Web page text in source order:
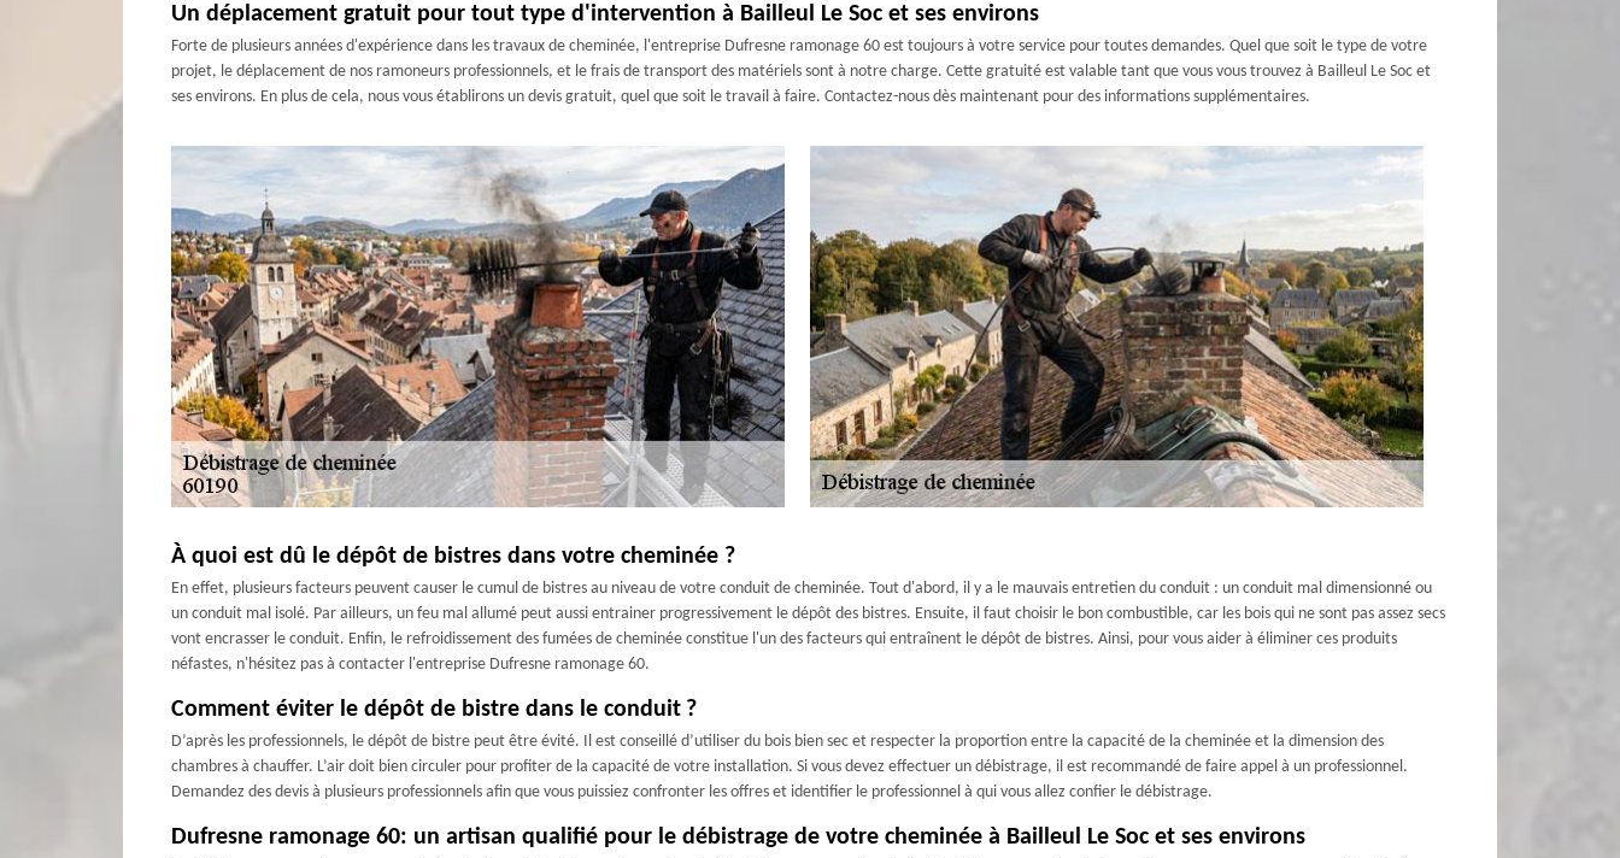
Un déplacement gratuit pour tout type d'intervention à Bailleul Le Soc et ses environs
Forte de plusieurs années d'expérience dans les travaux de cheminée, l'entreprise Dufresne ramonage 60 est toujours à votre service pour toutes demandes. Quel que soit le type de votre
projet, le déplacement de nos ramoneurs professionnels, et le frais de transport des matériels sont à notre charge. Cette gratuité est valable tant que vous vous trouvez à Bailleul Le Soc et
ses environs. En plus de cela, nous vous établirons un devis gratuit, quel que soit le travail à faire. Contactez-nous dès maintenant pour des informations supplémentaires.
À quoi est dû le dépôt de bistres dans votre cheminée ?
En effet, plusieurs facteurs peuvent causer le cumul de bistres au niveau de votre conduit de cheminée. Tout d'abord, il y a le mauvais entretien du conduit : un conduit mal dimensionné ou
un conduit mal isolé. Par ailleurs, un feu mal allumé peut aussi entrainer progressivement le dépôt des bistres. Ensuite, il faut choisir le bon combustible, car les bois qui ne sont pas assez secs
vont encrasser le conduit. Enfin, le refroidissement des fumées de cheminée constitue l'un des facteurs qui entraînent le dépôt de bistres. Ainsi, pour vous aider à éliminer ces produits
néfastes, n'hésitez pas à contacter l'entreprise Dufresne ramonage 60.
Comment éviter le dépôt de bistre dans le conduit ?
D’après les professionnels, le dépôt de bistre peut être évité. Il est conseillé d’utiliser du bois bien sec et respecter la proportion entre la capacité de la cheminée et la dimension des
chambres à chauffer. L’air doit bien circuler pour profiter de la capacité de votre installation. Si vous devez effectuer un débistrage, il est recommandé de faire appel à un professionnel.
Demandez des devis à plusieurs professionnels afin que vous puissiez confronter les offres et identifier le professionnel à qui vous allez confier le débistrage.
Dufresne ramonage 60: un artisan qualifié pour le débistrage de votre cheminée à Bailleul Le Soc et ses environs